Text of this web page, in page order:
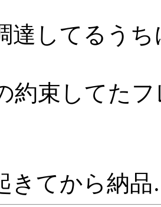
達してるう
約束してた
きてから納